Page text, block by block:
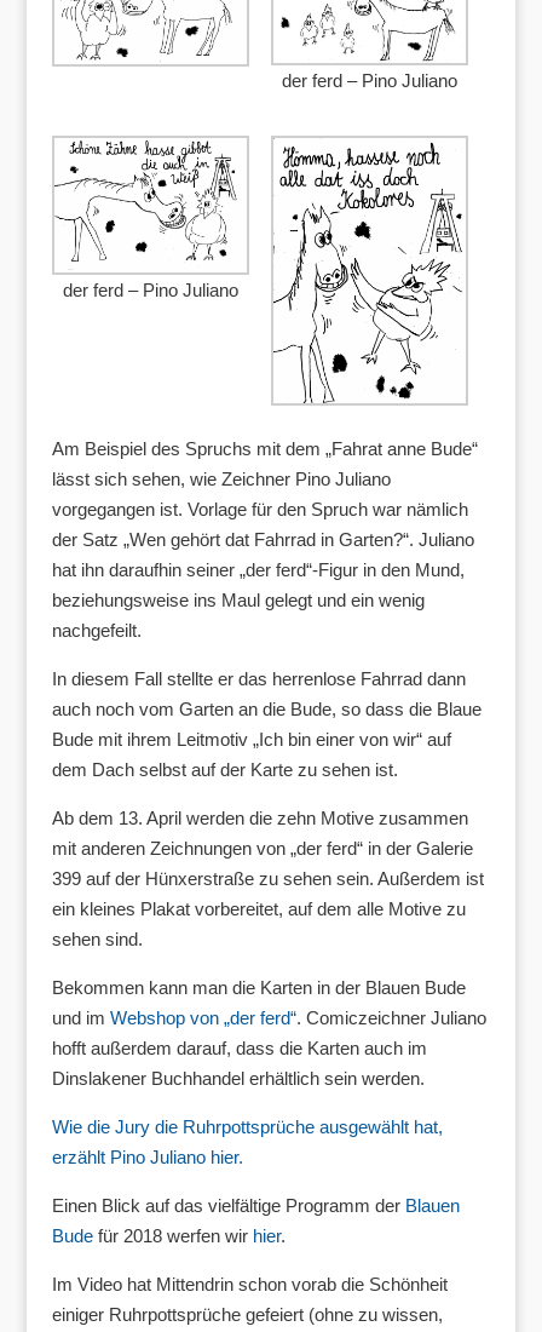
der ferd – Pino Juliano
der ferd – Pino Juliano
Am Beispiel des Spruchs mit dem „Fahrat anne Bude“
lässt sich sehen, wie Zeichner Pino Juliano
vorgegangen ist. Vorlage für den Spruch war nämlich
der Satz „Wen gehört dat Fahrrad in Garten?“. Juliano
hat ihn daraufhin seiner „der ferd“-Figur in den Mund,
beziehungsweise ins Maul gelegt und ein wenig
nachgefeilt.
In diesem Fall stellte er das herrenlose Fahrrad dann
auch noch vom Garten an die Bude, so dass die Blaue
Bude mit ihrem Leitmotiv „Ich bin einer von wir“ auf
dem Dach selbst auf der Karte zu sehen ist.
Ab dem 13. April werden die zehn Motive zusammen
mit anderen Zeichnungen von „der ferd“ in der Galerie
399 auf der Hünxerstraße zu sehen sein. Außerdem ist
ein kleines Plakat vorbereitet, auf dem alle Motive zu
sehen sind.
Bekommen kann man die Karten in der Blauen Bude
und im Webshop von „der ferd“. Comiczeichner Juliano
hofft außerdem darauf, dass die Karten auch im
Dinslakener Buchhandel erhältlich sein werden.
Wie die Jury die Ruhrpottsprüche ausgewählt hat,
erzählt Pino Juliano hier.
Einen Blick auf das vielfältige Programm der Blauen
Budefür 2018 werfen wir hier.
Im Video hat Mittendrin schon vorab die Schönheit
einiger Ruhrpottsprüche gefeiert (ohne zu wissen,